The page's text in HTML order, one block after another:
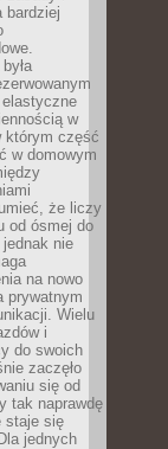
bardziej
w
którym część
w domowym
że liczy
od ósmej do
nie
na nowo
prywatnym
Wielu
i
do swoich
zaczęło
się od
tak naprawdę
staje się
jednych